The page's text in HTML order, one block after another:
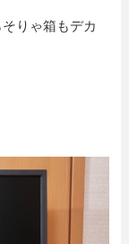
りゃ箱もデカ